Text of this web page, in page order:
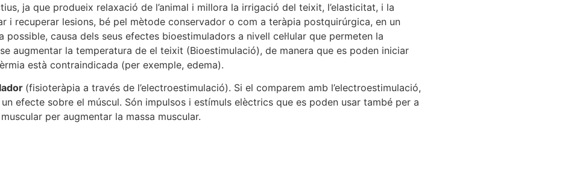
ja que produeix relaxació de l’animal i millora la irrigació del teixit, l’elasticitat, i la
i recuperar lesions, bé pel mètode conservador o com a teràpia postquirúrgica, en un
causa dels seus efectes bioestimuladors a nivell cel·lular que permeten la
augmentar la temperatura de el teixit (Bioestimulació), de manera que es poden iniciar
està contraindicada (per exemple, edema).
(fisioteràpia a través de l’electroestimulació). Si el comparem amb l’electroestimulació,
efecte sobre el múscul. Són impulsos i estímuls elèctrics que es poden usar també per a
per augmentar la massa muscular.